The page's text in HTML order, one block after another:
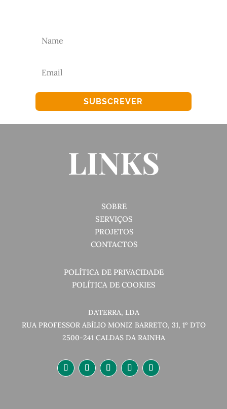
SUBSCREVER
LINKS
SOBRE
SERVIÇOS
PROJETOS
CONTACTOS
POLÍTICA DE PRIVACIDADE
POLÍTICA DE COOKIES
DATERRA, LDA
RUA PROFESSOR ABÍLIO MONIZ BARRETO, 31, 1º DTO
2500-241 CALDAS DA RAINHA